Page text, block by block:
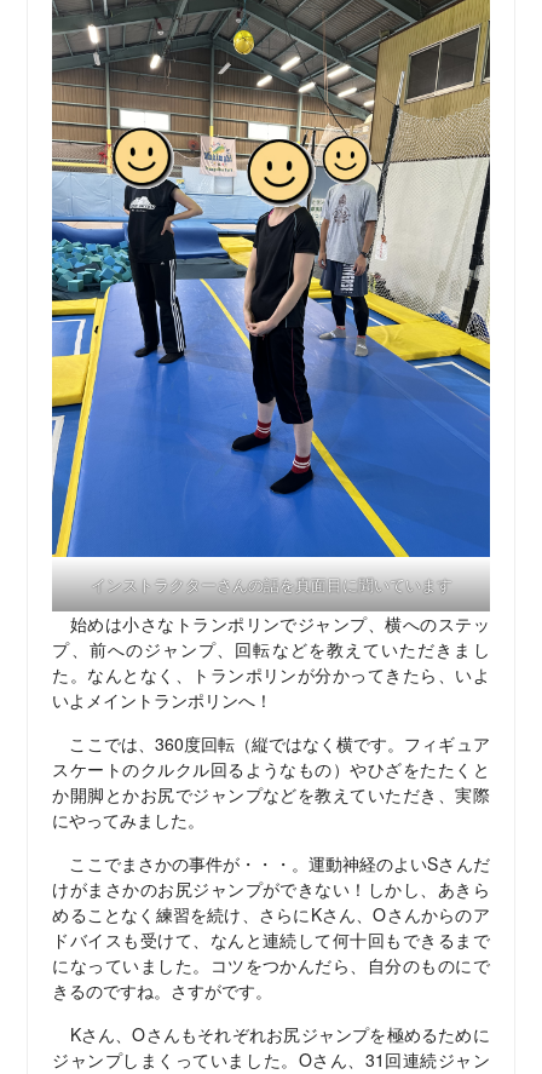
インストラクターさんの話を真面目に聞いています
始めは小さなトランポリンでジャンプ、横へのステッ
プ、前へのジャンプ、回転などを教えていただきまし
た。なんとなく、トランポリンが分かってきたら、いよ
いよメイントランポリンへ！
ここでは、360度回転（縦ではなく横です。フィギュア
スケートのクルクル回るようなもの）やひざをたたくと
か開脚とかお尻でジャンプなどを教えていただき、実際
にやってみました。
ここでまさかの事件が・・・。運動神経のよいSさんだ
けがまさかのお尻ジャンプができない！しかし、あきら
めることなく練習を続け、さらにKさん、Oさんからのア
ドバイスも受けて、なんと連続して何十回もできるまで
になっていました。コツをつかんだら、自分のものにで
きるのですね。さすがです。
Kさん、Oさんもそれぞれお尻ジャンプを極めるために
ジャンプしまくっていました。Oさん、31回連続ジャン